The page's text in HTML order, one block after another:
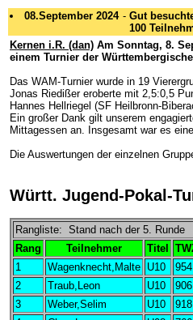
08.September 2024 - Gut
100
Kernen i.R. (dan) Am Sonntag, 8.
einem Turnier der
Das WAM-Turnier wurde in 19
Jonas Riedißer eroberte mit 2,5:0,5
Hannes Hellriegel (SF Heilbronn-
Ein großer Dank gilt unserem
Mittagessen an. Insgesamt war es
Die Auswertungen der einzelnen
Württ. Jugend-Pokal-
Rangliste: Stand nach der 5. Runde
Rang
Teilnehmer Titel
1
Wagenknecht,Malte U10 954
2
Traub,Leon U10 906
3
Weber,Selim U10 918